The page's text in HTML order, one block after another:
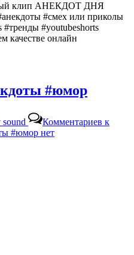
клип АНЕКДОТ ДНЯ
#смех или приколы
#youtubeshorts
качестве онлайн
#юмор
sound Комментариев к
#юмор нет